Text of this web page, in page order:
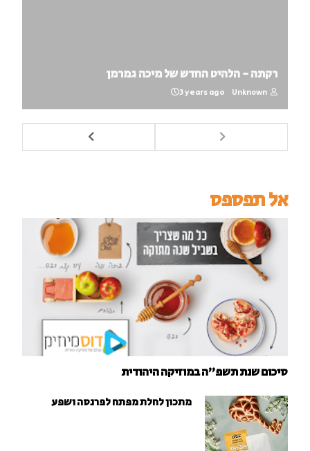
רקתה - הלהיט החדש של מיכה גמרמן
Unknown
3 years ago
אל תפספס
סיכום שנת תשפ"ה במוזיקה היהודית
מתכון לחלת מפתח לפרנסה ושפע